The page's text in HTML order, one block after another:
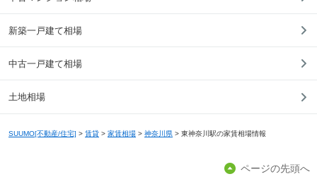
新築一戸建て相場
中古一戸建て相場
土地相場
SUUMO[不動産/住宅] > 賃貸 > 家賃相場 > 神奈川県 > 東神奈川駅の家賃相場情報
ページの先頭へ